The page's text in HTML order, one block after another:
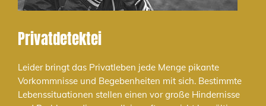
Privatdetektei
Leider bringt das Privatleben jede Menge pikante
Vorkommnisse und Begebenheiten mit sich. Bestimmte
Lebenssituationen stellen einen vor große Hindernisse